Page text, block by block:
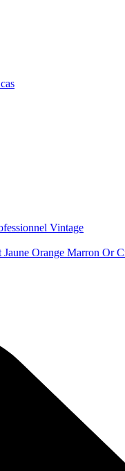
Vintage
Jaune Orange Marron Or